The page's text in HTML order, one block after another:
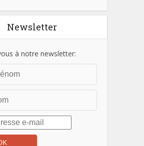
Newsletter
à notre newsletter: